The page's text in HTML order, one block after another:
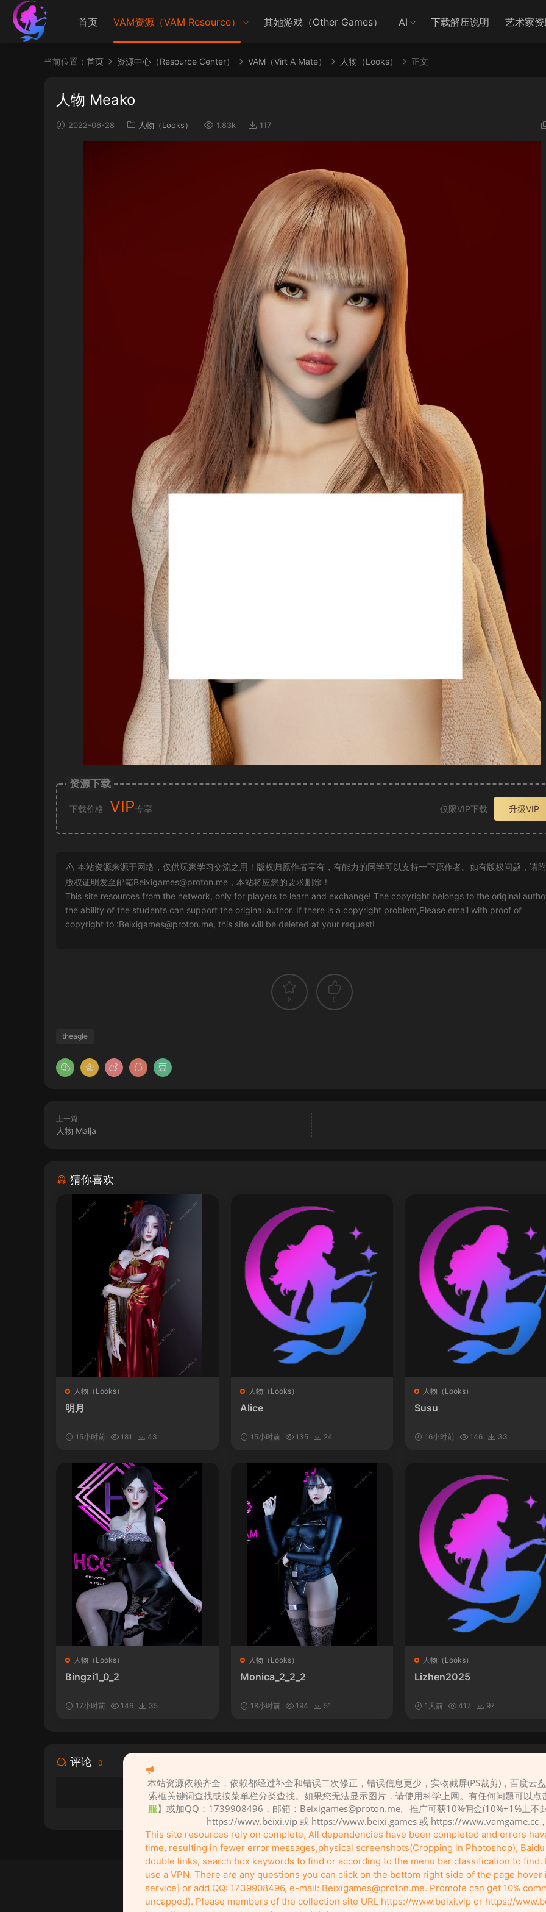
首页 VAM资源（VAM Resource） 其她游戏（Other Games） AI 下载解压说明 艺术家
当前位置： 首页 资源中心（Resource Center） VAM（Virt A Mate） 人物（Looks） 正文
人物 Meako
2022-06-28 人物（Looks） 1.83k 117
资源下载
下载价格 VIP专享 仅限VIP下载 升级VIP
本站资源来源于网络，仅供玩家学习交流之用！版权归原作者享有，有能力的同学可以支持一下原作者。如有版权问题，请
版权证明发至邮箱Beixigames@proton.me ，本站将应您的要求删除！
This site resources from the network, only for players to learn and exchange! The copyright belongs to the original
the ability of the students can support the original author. If there is a copyright problem,Please email with proof of
copyright to :Beixigames@proton.me, this site will be deleted at your request!
8 0
theagle
上一篇
人物 Malja
猜你喜欢
人物（Looks）
明月
15小时前 181 43
人物（Looks）
Alice
15小时前 135 24
人物（Looks）
Susu
16小时前 146 33
人物（Looks）
Bingzi1_0_2
17小时前 146 35
人物（Looks）
Monica_2_2_2
18小时前 194 51
人物（Looks）
Lizhen2025
1天前 417 97
评论 0
请先登录
Copyleft © 2022-2026 beixi.vip - All Rights Freedom！
创作不易！有能力的同学可以去支持一下原创作者（我们绝对支持），当然了，您加入这里我们
本站资源依赖齐全，依赖都经过补全和错误二次修正，错误信息更少，实物截屏(PS裁剪)，百度云
索框关键词查找或按菜单栏分类查找。如果您无法显示图片，请使用科学上网。有任何问题可以点
服】或加QQ：1739908496，邮箱： Beixigames@proton.me。推广可获10%佣金(10%+1%上不
https://www.beixi.vip 或 https://www.beixi.games 或 https://www.vamgame.cc，
This site resources rely on complete, All dependencies have been completed and errors
time, resulting in fewer error messages,physical screenshots(Cropping in Photoshop),
double links, search box keywords to find or according to the menu bar classification to find.
use a VPN. There are any questions you can click on the bottom right side of the page
service] or add QQ: 1739908496, e-mail: Beixigames@proton.me. Promote can get 10%
uncapped). Please members of the collection site URL https://www.beixi.vip or https://